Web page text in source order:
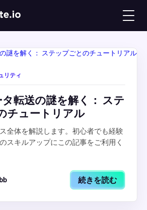
リティ
転送の謎を解く： ステ
チュートリアル
全体を解説します。初心者でも経験
スキルアップにこの記事をご利用く
続きを読む